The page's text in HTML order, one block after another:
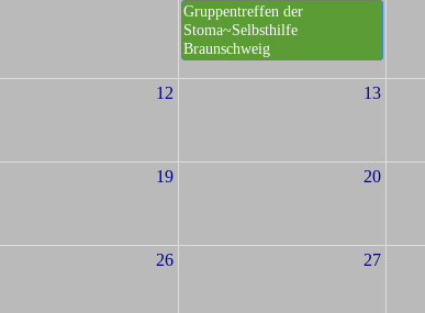
Gruppentreffen der
Stoma~Selbsthilfe
Braunschweig
12 13
19 20
26 27